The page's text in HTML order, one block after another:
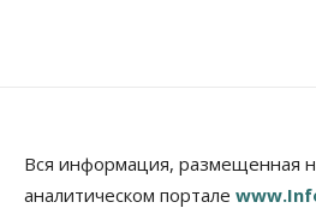
Бизнес
Правительство России
выпуск бензина «Евро-3»
Вся информация, размещенная
аналитическом портале